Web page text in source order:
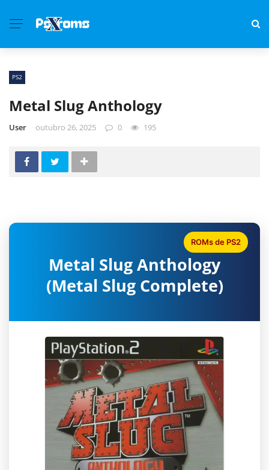
PS2
Metal Slug Anthology
User outubro 26, 2025 0 195
Metal Slug Anthology
(Metal Slug Complete)
ROMs de PS2